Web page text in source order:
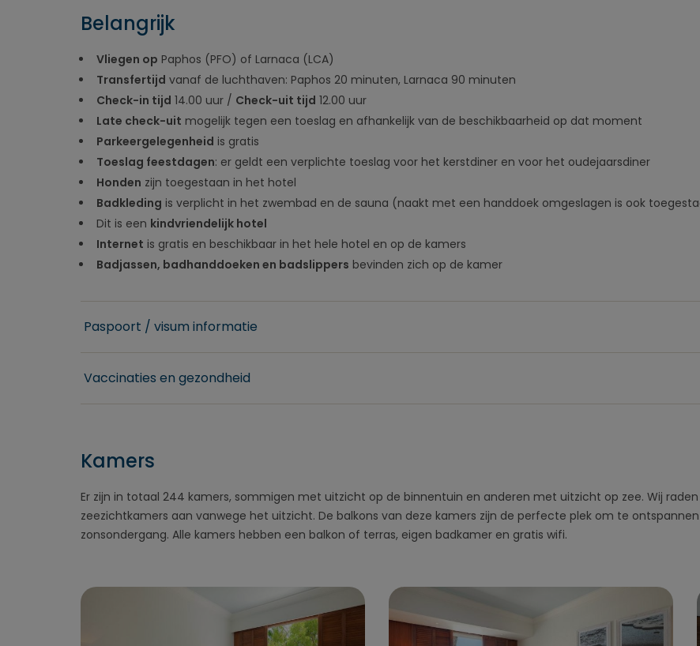
Belangrijk
Vliegen op Paphos (PFO) of Larnaca (LCA)
Transfertijd vanaf de luchthaven: Paphos 20 minuten, Larnaca 90 minuten
Check-in tijd 14.00 uur / Check-uit tijd 12.00 uur
Late check-uit mogelijk tegen een toeslag en afhankelijk van de beschikbaarheid op dat moment
Parkeergelegenheid is gratis
Toeslag feestdagen: er geldt een verplichte toeslag voor het kerstdiner en voor het oudejaarsdiner
Honden zijn toegestaan in het hotel
Badkleding is verplicht in het zwembad en de sauna (naakt met een handdoek omgeslagen is ook
Dit is een kindvriendelijk hotel
Internet is gratis en beschikbaar in het hele hotel en op de kamers
Badjassen, badhanddoeken en badslippers bevinden zich op de kamer
Paspoort / visum informatie
Vaccinaties en gezondheid
Kamers
Er zijn in totaal 244 kamers, sommigen met uitzicht op de binnentuin en anderen met uitzicht op zee. Wij
zeezichtkamers aan vanwege het uitzicht. De balkons van deze kamers zijn de perfecte plek om te
zonsondergang. Alle kamers hebben een balkon of terras, eigen badkamer en gratis wifi.